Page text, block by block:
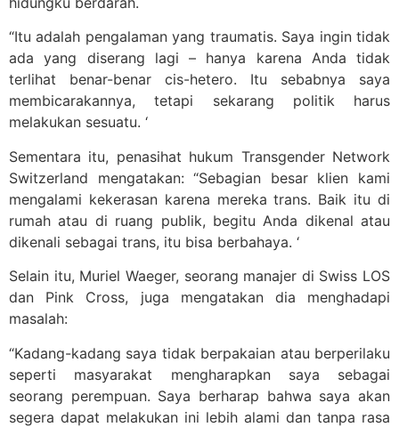
“Itu adalah pengalaman yang traumatis. Saya ingin tidak
ada yang diserang lagi – hanya karena Anda tidak
terlihat benar-benar cis-hetero. Itu sebabnya saya
membicarakannya, tetapi sekarang politik harus
melakukan sesuatu. ‘
Sementara itu, penasihat hukum Transgender Network
Switzerland mengatakan: “Sebagian besar klien kami
mengalami kekerasan karena mereka trans. Baik itu di
rumah atau di ruang publik, begitu Anda dikenal atau
dikenali sebagai trans, itu bisa berbahaya. ‘
Selain itu, Muriel Waeger, seorang manajer di Swiss LOS
dan Pink Cross, juga mengatakan dia menghadapi
masalah:
“Kadang-kadang saya tidak berpakaian atau berperilaku
seperti masyarakat mengharapkan saya sebagai
seorang perempuan. Saya berharap bahwa saya akan
segera dapat melakukan ini lebih alami dan tanpa rasa